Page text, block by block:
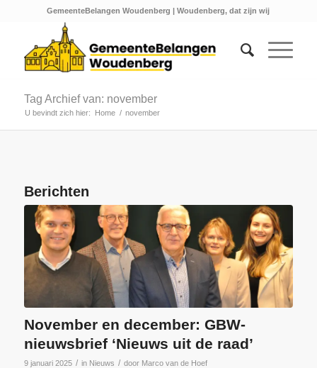
GemeenteBelangen Woudenberg | Woudenberg, dat zijn wij
Tag Archief van: november
U bevindt zich hier: Home / november
Berichten
November en december: GBW-
nieuwsbrief ‘Nieuws uit de raad’
9 januari 2025 / in Nieuws / door Marco van de Hoef